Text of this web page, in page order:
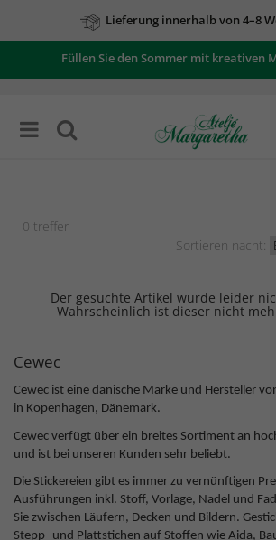
Lieferung innerhalb von 4–8
Füllen Sie den Sommer mit kreativen
0 treffer
Sortieren nacht:
Der gesuchte Artikel wurde leider
Wahrscheinlich ist dieser nicht
Cewec
Cewec ist eine dänische Marke und Hersteller
in Kopenhagen, Dänemark.
Cewec verfügt über ein breites Sortiment an
und ist bei unseren Kunden sehr beliebt.
Die Stickereien gibt es immer zu vernünftigen
Ausführungen inkl. Stoff, Vorlage, Nadel und
Sie zwischen Läufern, Decken und Bildern.
Stepp- und Plattstichen auf Stoffen wie Aida,